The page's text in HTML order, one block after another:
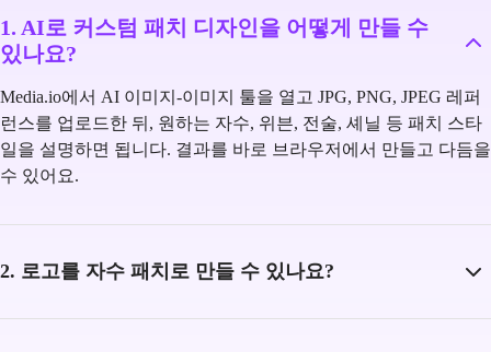
1. AI로 커스텀 패치 디자인을 어떻게 만들 수
있나요?
Media.io에서 AI 이미지-이미지 툴을 열고 JPG, PNG, JPEG 레퍼
런스를 업로드한 뒤, 원하는 자수, 위븐, 전술, 셰닐 등 패치 스타
일을 설명하면 됩니다. 결과를 바로 브라우저에서 만들고 다듬을
수 있어요.
2. 로고를 자수 패치로 만들 수 있나요?